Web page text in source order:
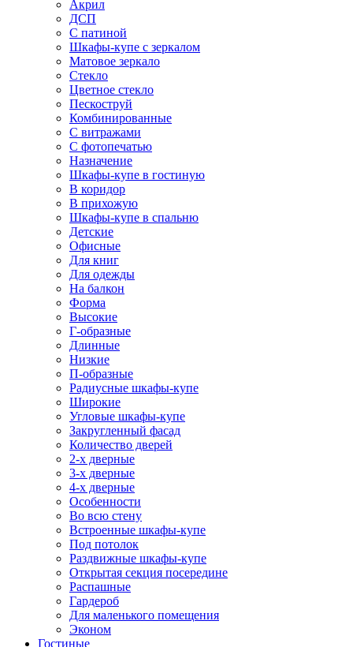
Акрил
ДСП
С патиной
Шкафы-купе с зеркалом
Матовое зеркало
Стекло
Цветное стекло
Пескоструй
Комбинированные
С витражами
С фотопечатью
Назначение
Шкафы-купе в гостиную
В коридор
В прихожую
Шкафы-купе в спальню
Детские
Офисные
Для книг
Для одежды
На балкон
Форма
Высокие
Г-образные
Длинные
Низкие
П-образные
Радиусные шкафы-купе
Широкие
Угловые шкафы-купе
Закругленный фасад
Количество дверей
2-х дверные
3-х дверные
4-х дверные
Особенности
Во всю стену
Встроенные шкафы-купе
Под потолок
Раздвижные шкафы-купе
Открытая секция посередине
Распашные
Гардероб
Для маленького помещения
Эконом
Гостиные